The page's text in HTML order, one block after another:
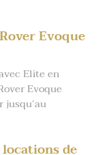
Evoque
Elite en
Evoque
locations de